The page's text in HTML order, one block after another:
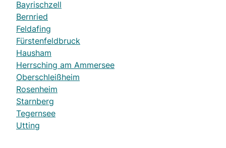
Bayrischzell
Bernried
Feldafing
Fürstenfeldbruck
Hausham
Herrsching am Ammersee
Oberschleißheim
Rosenheim
Starnberg
Tegernsee
Utting